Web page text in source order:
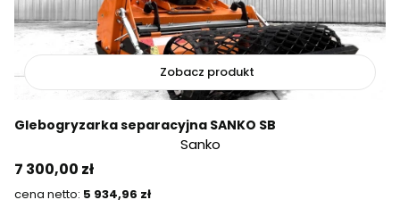
Zobacz produkt
Glebogryzarka separacyjna SANKO SB
Sanko
Cena
7 300,00 zł
Cena
5 934,96 zł